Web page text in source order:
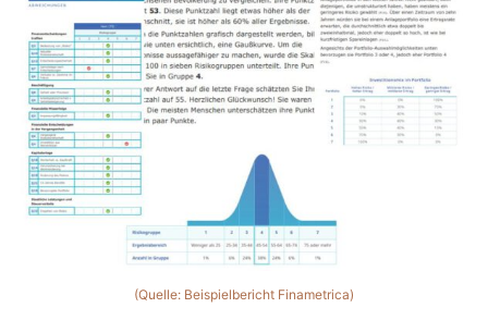
(Quelle: Beispielbericht Finametrica)